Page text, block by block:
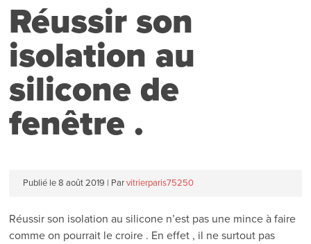
Réussir son
isolation au
silicone de
fenêtre .
Publié le 8 août 2019 | Par vitrierparis75250
Réussir son isolation au silicone n’est pas une mince à faire
comme on pourrait le croire . En effet , il ne surtout pas